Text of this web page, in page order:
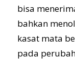
bisa
bahkan
kasat mata
pada